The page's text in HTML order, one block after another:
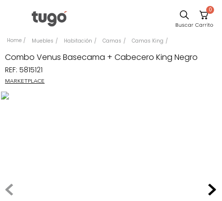
0
Muebles Habitación Camas Camas King
Combo Venus Basecama + Cabecero King Negro
REF: 5815121
MARKETPLACE
Comedor
Escritorio